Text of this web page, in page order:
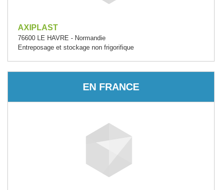
AXIPLAST
76600 LE HAVRE - Normandie
Entreposage et stockage non frigorifique
EN FRANCE